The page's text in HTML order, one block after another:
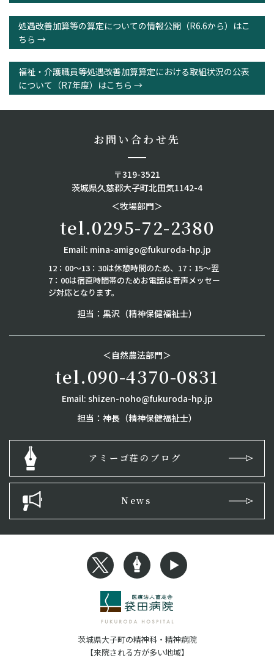
処遇改善加算等の算定についての情報公開（R6.6から）はこ
ちら →
福祉・介護職員等処遇改善加算算定における取組状況の公表
について（R7年度）はこちら →
お問い合わせ先
〒319-3521
茨城県久慈郡大子町北田気1142-4
＜牧場部門＞
tel.0295-72-2380
Email: mina-amigo@fukuroda-hp.jp
12：00～13：30は休憩時間のため、17：15～翌
7：00は宿直時間帯のためお電話は音声メッセー
ジ対応となります。
担当：黒沢（精神保健福祉士）
＜自然農法部門＞
tel.090-4370-0831
Email: shizen-noho@fukuroda-hp.jp
担当：神長（精神保健福祉士）
アミーゴ荘のブログ
News
XへのリンクBlogへのリンク
茨城県大子町の精神科・精神病院
【来院される方が多い地域】